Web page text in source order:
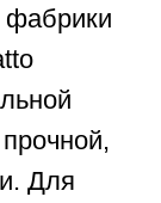
фабрики
Для